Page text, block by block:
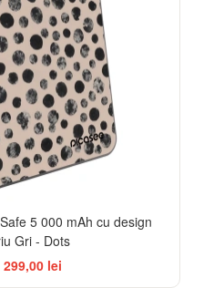
5 000 mAh cu design
Gri - Dots
lei